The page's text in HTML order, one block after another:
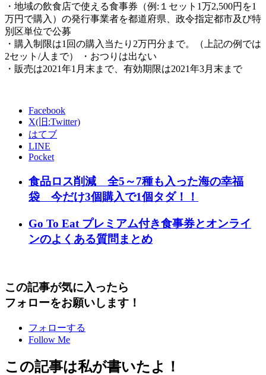
・地域の飲食店で使える食事券（例:１セット1万2,500円を1
万円で購入）の発行事業者を都道府県、政令指定都市及び特
別区単位で公募
・購入制限は1回の購入当たり2万円分まで。（上記の例では
2セット/人まで） ・おつりは出ない
・販売は2021年1月末まで、有効期限は2021年3月末まで
Facebook
X(旧:Twitter)
はてブ
LINE
Pocket
食品ロス削減 全5～7種も入った海の幸福
袋 今だけ3個購入で1個タダ！！
Go To Eat プレミアム付き食事券とオンライ
ンのよくある質問まとめ
この記事が気に入ったら
フォローをお願いします！
フォローする
Follow Me
この記事は私が書いたよ！